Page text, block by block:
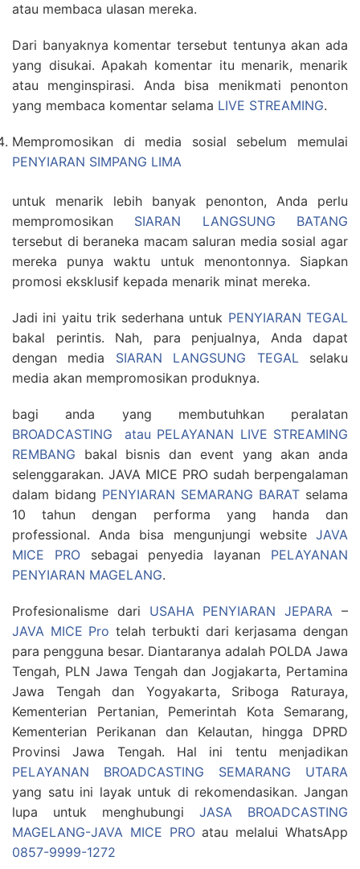
atau membaca ulasan mereka.
Dari banyaknya komentar tersebut tentunya akan ada
yang disukai. Apakah komentar itu menarik, menarik
atau menginspirasi. Anda bisa menikmati penonton
yang membaca komentar selama LIVE STREAMING.
Mempromosikan di media sosial sebelum memulai
PENYIARAN SIMPANG LIMA
untuk menarik lebih banyak penonton, Anda perlu
mempromosikan SIARAN LANGSUNG BATANG
tersebut di beraneka macam saluran media sosial agar
mereka punya waktu untuk menontonnya. Siapkan
promosi eksklusif kepada menarik minat mereka.
Jadi ini yaitu trik sederhana untuk PENYIARAN TEGAL
bakal perintis. Nah, para penjualnya, Anda dapat
dengan media SIARAN LANGSUNG TEGALselaku
media akan mempromosikan produknya.
bagi anda yang membutuhkan peralatan
BROADCASTING atau PELAYANAN LIVE STREAMING
REMBANG bakal bisnis dan event yang akan anda
selenggarakan. JAVA MICE PRO sudah berpengalaman
dalam bidang PENYIARAN SEMARANG BARAT selama
10 tahun dengan performa yang handa dan
professional. Anda bisa mengunjungi website JAVA
MICE PROsebagai penyedia layanan PELAYANAN
PENYIARAN MAGELANG.
Profesionalisme dari USAHA PENYIARAN JEPARA –
JAVA MICE Pro telah terbukti dari kerjasama dengan
para pengguna besar. Diantaranya adalah POLDA Jawa
Tengah, PLN Jawa Tengah dan Jogjakarta, Pertamina
Jawa Tengah dan Yogyakarta, Sriboga Raturaya,
Kementerian Pertanian, Pemerintah Kota Semarang,
Kementerian Perikanan dan Kelautan, hingga DPRD
Provinsi Jawa Tengah. Hal ini tentu menjadikan
PELAYANAN BROADCASTING SEMARANG UTARA
yang satu ini layak untuk di rekomendasikan. Jangan
lupa untuk menghubungi JASA BROADCASTING
MAGELANG-JAVA MICE PROatau melalui WhatsApp
0857-9999-1272